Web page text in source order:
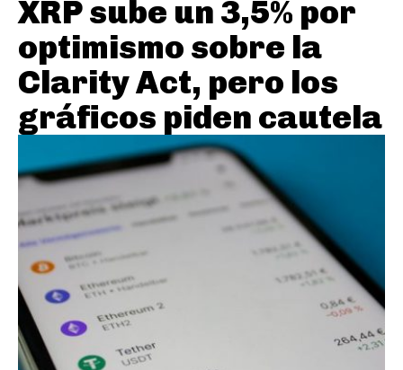
XRP sube un 3,5% por
optimismo sobre la
Clarity Act, pero los
gráficos piden cautela